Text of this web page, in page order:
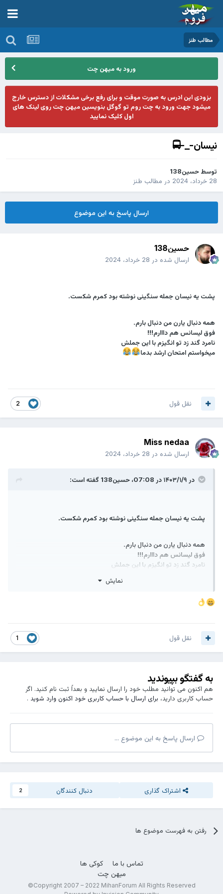
مطالب طنز
ورود به میهن چت
بزودی این ادرس به صورت موقت و برای رفع برخی مشکلات از دسترس خارج
میشود جهت ورود به چت روم تو گوگل بنویسین میهن چت روی لینک های
اول کلیک نمایید
نیسان-_-🚍
توسط حسین138
28 خرداد، 2024
در مطالب طنز
ارسال پاسخ به این موضوع
حسین138
ارسال شده در 28 خرداد، 2024
پشت یه نیسان جمله سنگینی نوشته بود کمرم شکست.
همه دنبال یارن من دنبال بارم.
فوق لیسانس هم دااارم!!!
نامرد گند زد تو انگیزم با این جملش
میخواستم امتحان ارشد بدما
2 نقل قول
Miss nedaa
ارسال شده در 28 خرداد، 2024
در ۱۴۰۳/۱/۹ در 07:08، حسین138 گفته است:
پشت یه نیسان جمله سنگینی نوشته بود کمرم شکست.
همه دنبال یارن من دنبال بارم.
فوق لیسانس هم دااارم!!!
نامرد گند زد تو انگیزم با این جملش
نمایش
نقل قول
به گفتگو بپیوندید
هم اکنون می توانید مطلب خود را ارسال نمایید و بعداً ثبت نام کنید. اگر
حساب کاربری دارید، برای ارسال با حساب کاربری خود اکنون وارد شوید.
ارسال پاسخ به این موضوع ...
اشتراک گذاری دنبال کنندگان 2
رفتن به فهرست موضوع ها
تماس با ما
کوکی ها
میهن چت
Copyright 2007 – 2022 MihanForum All Rights Reserved©